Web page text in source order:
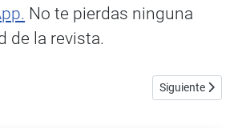
No te pierdas ninguna
de la revista.
IsoTek celebra su 25.º aniversario con dos
Artículo siguiente:
Siguiente